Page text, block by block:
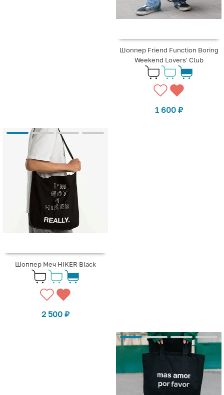
Шоппер Friend Function Boring
Weekend Lovers' Club
1 600 ₽
Шоппер Меч HIKER Black
2 500 ₽